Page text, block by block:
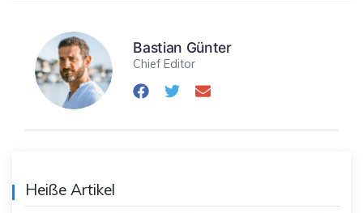
Bastian Günter
Chief Editor
Heiße Artikel